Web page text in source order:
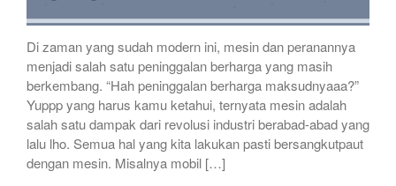
Di zaman yang sudah modern ini, mesin dan peranannya
menjadi salah satu peninggalan berharga yang masih
berkembang. “Hah peninggalan berharga maksudnyaaa?”
Yuppp yang harus kamu ketahui, ternyata mesin adalah
salah satu dampak dari revolusi industri berabad-abad yang
lalu lho. Semua hal yang kita lakukan pasti bersangkutpaut
dengan mesin. Misalnya mobil […]